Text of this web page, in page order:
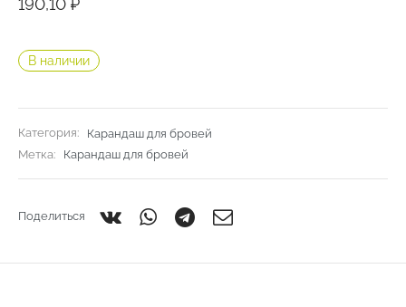
190,10 ₽
В наличии
Категория:
Карандаш для бровей
Метка:
Карандаш для бровей
Поделиться